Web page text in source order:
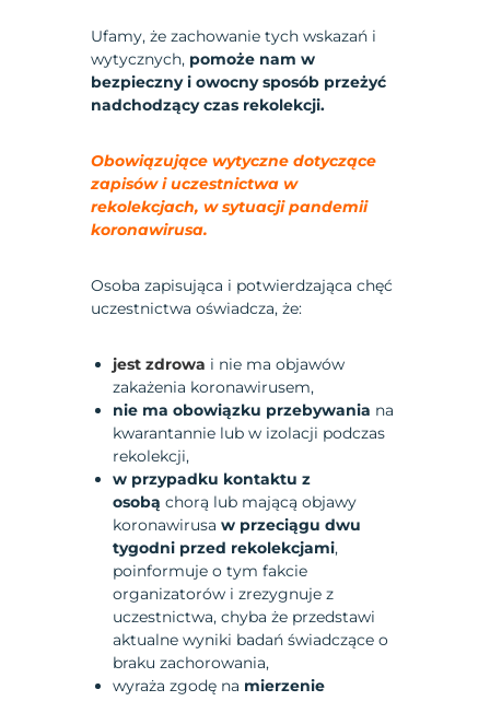
Ufamy, że zachowanie tych wskazań i
wytycznych, pomoże nam w
bezpieczny i owocny sposób przeżyć
nadchodzący czas rekolekcji.
Obowiązujące wytyczne dotyczące
zapisów i uczestnictwa w
rekolekcjach, w sytuacji pandemii
koronawirusa.
Osoba zapisująca i potwierdzająca chęć
uczestnictwa oświadcza, że:
jest zdrowa i nie ma objawów
zakażenia koronawirusem,
nie ma obowiązku przebywania na
kwarantannie lub w izolacji podczas
rekolekcji,
w przypadku kontaktu z
osobąchorą lub mającą objawy
koronawirusaw przeciągu dwu
tygodni przed rekolekcjami,
poinformuje o tym fakcie
organizatorów i zrezygnuje z
uczestnictwa, chyba że przedstawi
aktualne wyniki badań świadczące o
braku zachorowania,
wyraża zgodę na mierzenie